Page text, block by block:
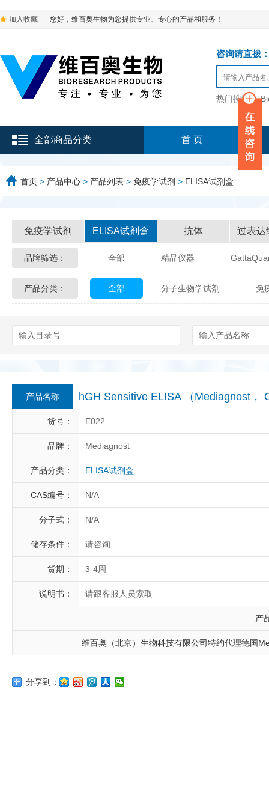
加入收藏 您好，维百奥生物为您提供专业、专心的产品和服务！
咨询请直拨
热门搜索：
全部商品分类 首 页
首页 > 产品中心 > 产品列表 > 免疫学试剂 > ELISA试剂盒
免疫学试剂 ELISA试剂盒 抗体 过表达
品牌筛选： 全部 精品仪器
Glycon Biochem Sterlitech
Berry & Associates
LGC Maine Standards
Abbexa AbD Serotec
产品分类： 全部 分子生物学试剂 免
产品名称 hGH Sensitive ELISA （Mediagnost，
货号： E022
品牌： Mediagnost
产品分类： ELISA试剂盒
CAS编号： N/A
分子式： N/A
储存条件： 请咨询
货期： 3-4周
说明书： 请跟客服人员索取
产
维百奥（北京）生物科技有限公司特约代理德国
分享到：